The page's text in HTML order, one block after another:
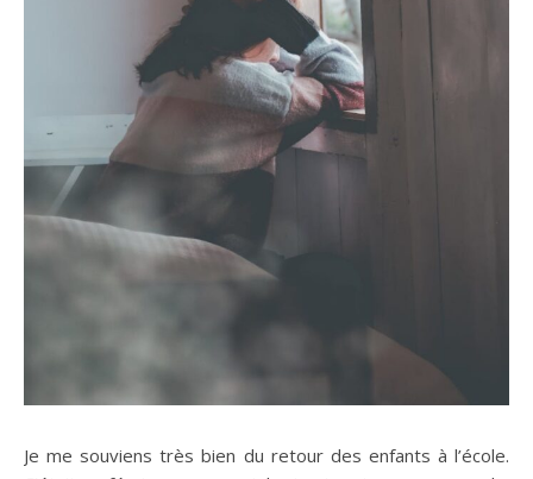
Je me souviens très bien du retour des enfants à l’école.